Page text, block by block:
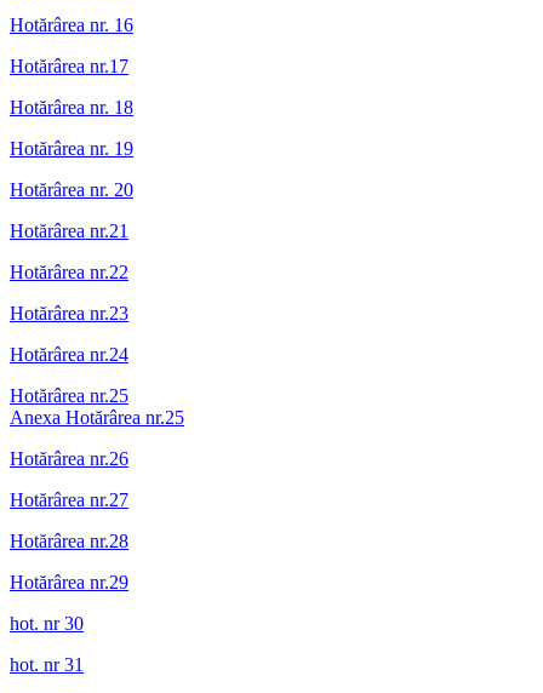
Hotărârea nr. 16
Hotărârea nr.17
Hotărârea nr. 18
Hotărârea nr. 19
Hotărârea nr. 20
Hotărârea nr.21
Hotărârea nr.22
Hotărârea nr.23
Hotărârea nr.24
Hotărârea nr.25
Anexa Hotărârea nr.25
Hotărârea nr.26
Hotărârea nr.27
Hotărârea nr.28
Hotărârea nr.29
hot. nr 30
hot. nr 31